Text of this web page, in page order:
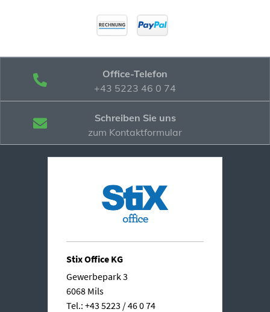
Office-Telefon
+43 5223 46 0 74
Schreiben Sie uns
zum Kontaktformular
Stix Office KG
Gewerbepark 3
6068 Mils
Tel.: +43 5223 / 46 0 74